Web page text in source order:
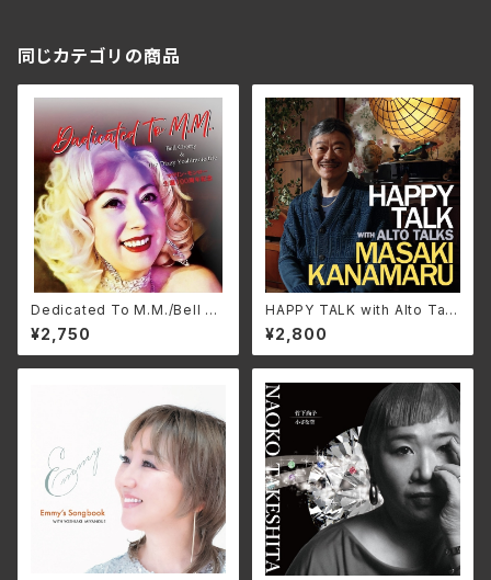
同じカテゴリの商品
Dedicated To M.M./Bell Ch
erry BELL-001(仕様:CD)
¥2,750
HAPPY TALK with Alto Talk
s/金丸正城 RPCJ-7010(仕
様:CD)
¥2,800